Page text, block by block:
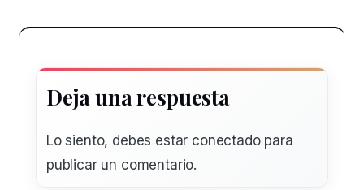
Deja una respuesta
Lo siento, debes estar conectadopara
publicar un comentario.